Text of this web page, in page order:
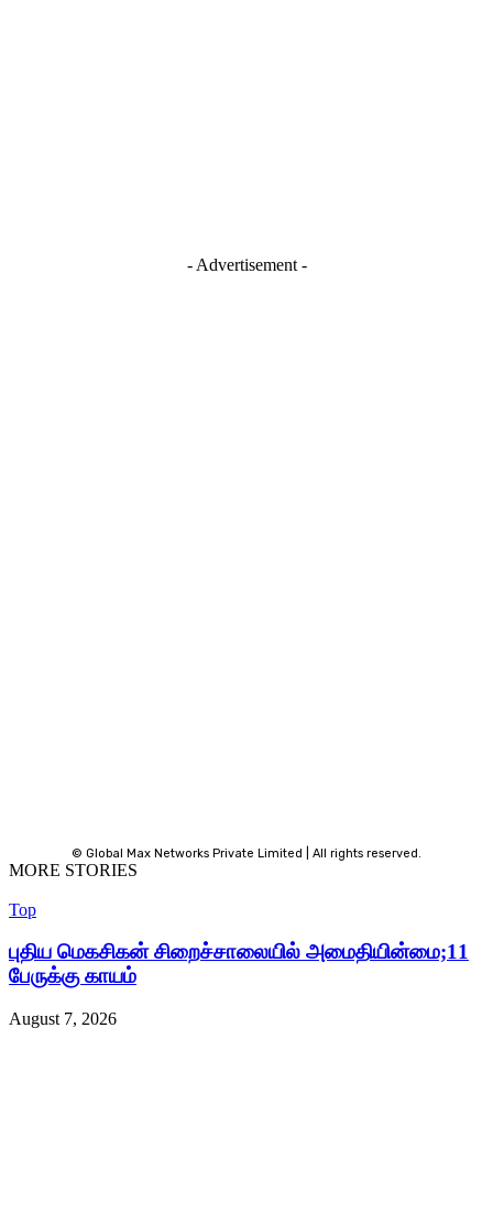
- Advertisement -
© Global Max Networks Private Limited | All rights reserved.
MORE STORIES
Top
புதிய மெகசிகன் சிறைச்சாலையில் அமைதியின்மை;11
பேருக்கு காயம்
August 7, 2026